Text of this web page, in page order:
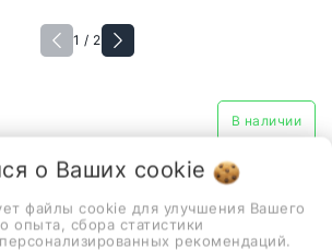
1 / 2
В наличии
Rose R1136
о Ваших cookie
файлы cookie для улучшения Вашего
опыта, сбора статистики
рекомендаций.